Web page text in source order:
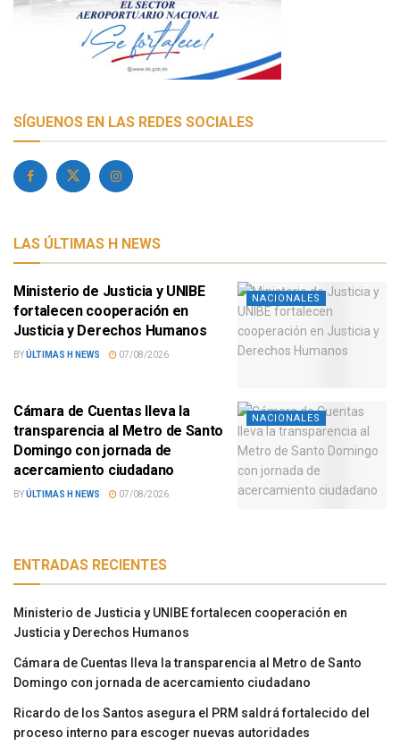
SÍGUENOS EN LAS REDES SOCIALES
LAS ÚLTIMAS H NEWS
NACIONALES
Ministerio de Justicia y UNIBE
fortalecen cooperación en
Justicia y Derechos Humanos
BYÚLTIMAS H NEWS 07/08/2026
NACIONALES
Cámara de Cuentas lleva la
transparencia al Metro de Santo
Domingo con jornada de
acercamiento ciudadano
BYÚLTIMAS H NEWS 07/08/2026
ENTRADAS RECIENTES
Ministerio de Justicia y UNIBE fortalecen cooperación en
Justicia y Derechos Humanos
Cámara de Cuentas lleva la transparencia al Metro de Santo
Domingo con jornada de acercamiento ciudadano
Ricardo de los Santos asegura el PRM saldrá fortalecido del
proceso interno para escoger nuevas autoridades